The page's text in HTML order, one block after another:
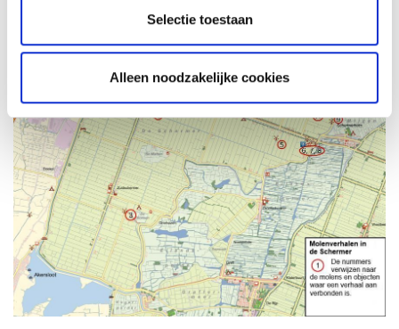
Selectie toestaan
Alleen noodzakelijke cookies